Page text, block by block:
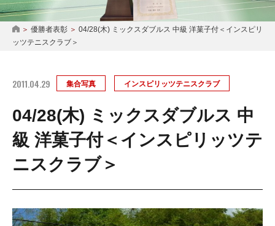
HOME
優勝者表彰
04/28(木) ミックスダブルス 中級 洋菓子付＜インスピリ
ッツテニスクラブ＞
2011.04.29 集合写真 インスピリッツテニスクラブ
04/28(木) ミックスダブルス 中
級 洋菓子付＜インスピリッツテ
ニスクラブ＞